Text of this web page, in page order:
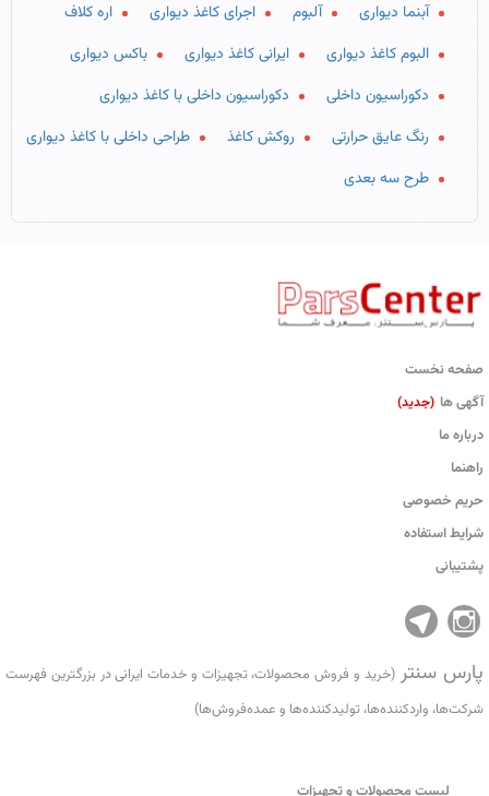
آبنما دیواری
آلبوم اجرای کاغذ دیواری
اره کلاف
البوم کاغذ دیواری
ایرانی کاغذ دیواری
باکس دیواری
دکوراسیون داخلی
دکوراسیون داخلی با کاغذ دیواری
رنگ عایق حرارتی
روکش کاغذ
طراحی داخلی با کاغذ دیواری
طرح سه بعدی
صفحه نخست
آگهی ها (جدید)
درباره ما
راهنما
حریم خصوصی
شرایط استفاده
پشتیبانی
پارس سنتر(خرید و فروش محصولات، تجهیزات و خدمات ایرانی در بزرگترین فهرست
شرکت‌ها، واردکننده‌ها، تولید‌کننده‌ها و عمده‌فروش‌ها)
لیست محصولات و تجهیزات